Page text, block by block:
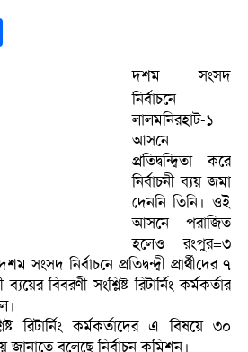
দশম সংসদ
নির্বাচনে
লালমনিরহাট-১
আসনে
প্রতিদ্বন্দ্বিতা করে
নির্বাচনী ব্যয় জমা
দেননি তিনি। ওই
আসনে পরাজিত
হলেও রংপুর=৩
নির্বাচনে প্রতিদ্বন্দ্বী প্রার্থীদের ৭
বিবরণী সংশ্লিষ্ট রিটার্নিং কর্মকর্তার
রিটার্নিং কর্মকর্তাদের এ বিষয়ে ৩০
জানাতে বলেছে নির্বাচন কমিশন।